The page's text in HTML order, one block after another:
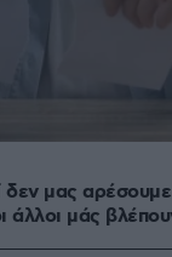
δεν μας αρέσουμε
άλλοι μάς